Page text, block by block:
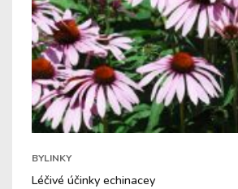
BYLINKY
Léčivé účinky echinacey